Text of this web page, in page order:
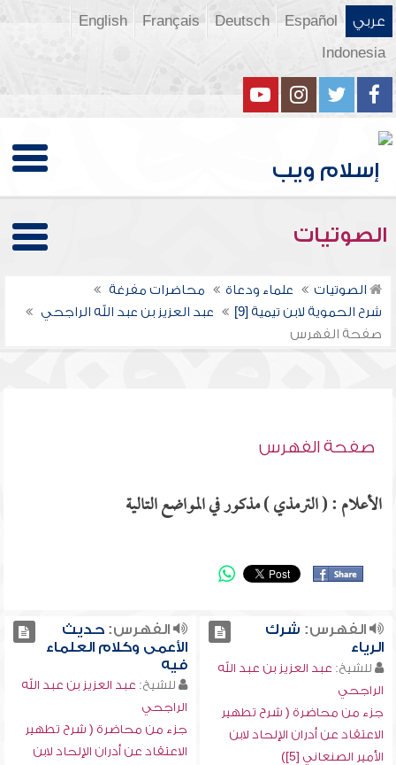
عربي Español
Deutsch
Français
English
Indonesia
الصوتيات
الصوتيات علماء ودعاة
محاضرات مفرغة
شرح الحموية لابن تيمية [9]
عبد العزيز بن عبد الله الراجحي
صفحة الفهرس
صفحة الفهرس
الأعلام : ( الترمذي ) مذكور في المواضع التالية
الفهرس: شرك
الرياء
للشيخ: عبد العزيز بن عبد الله
الراجحي
جزء من محاضرة ( شرح تطهير
الاعتقاد عن أدران الإلحاد لابن
الأمير الصنعاني [5])
الفهرس:حديث
الأعمى وكلام العلماء
فيه
للشيخ: عبد العزيز بن عبد الله
الراجحي
جزء من محاضرة ( شرح تطهير
الاعتقاد عن أدران الإلحاد لابن